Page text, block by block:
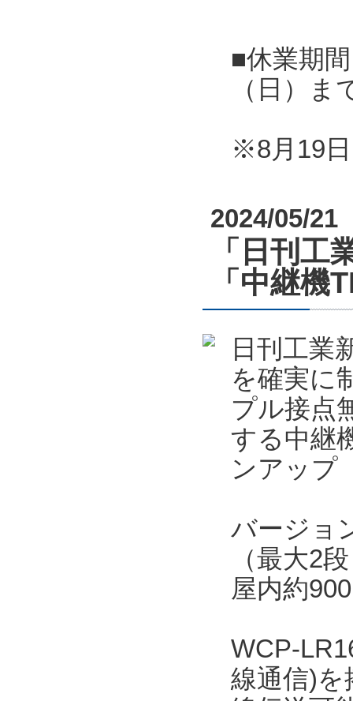
■休業期
（日）ま
※8月19
2024/05/21
「日刊工
「中継機
日刊工業
を確実に
プル接点
する中継
ンアップ
バージョ
（最大2
屋内約
WCP-
線通信)を